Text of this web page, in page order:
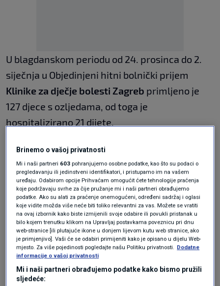
U blagdanskom periodu od 24. prosinca do 2.
siječnja u Objedinjeni hitni bolnički prijem
Klinike za dječje bolesti Zagreb primljeno je
127 djece s ozljedama, od toga je
hospitalizirano 21 dijete.
čine 50 posto ozljeda, potom one u
igraonicama na koje otpada 5 posto, zatim na
dječjim igralištima čiji je ukupni udio 20 posto.
Od ozljeda na skijanju stradalo je pet posto
primljene djece, od ozljeda u prometu deset
posto, a od pirotehnike pet posto. Po tipu su to
lacerokontuzne rane, prijelomi, uganuća,
potres mozga, opekline i eksplozivne rane od
pirotehnike", rekao je za N1
Brinemo o vašoj privatnosti
Mi i naši partneri 603 pohranjujemo osobne podatke, kao što su podaci o
pregledavanju ili jedinstveni identifikatori, i pristupamo im na vašem
uređaju. Odabirom opcije Prihvaćam omogućit ćete tehnologije praćenja
koje podržavaju svrhe za čije pružanje mi i naši partneri obrađujemo
podatke. Ako su alati za praćenje onemogućeni, određeni sadržaj i oglasi
koje vidite možda više neće biti toliko relevantni za vas. Možete se vratiti
na ovaj izbornik kako biste izmijenili svoje odabire ili povukli pristanak u
bilo kojem trenutku klikom na Upravljaj postavkama poveznicu pri dnu
web-stranice [ili plutajuće ikone u donjem lijevom kutu web stranice, ako
je primjenjivo]. Vaši će se odabiri primijeniti kako je opisano u dijelu Web-
mjesto. Za više pojedinosti pogledajte našu Politiku privatnosti. Dodatne
informacije o vašoj privatnosti
Mi i naši partneri obrađujemo podatke kako bismo pružili
sljedeće: